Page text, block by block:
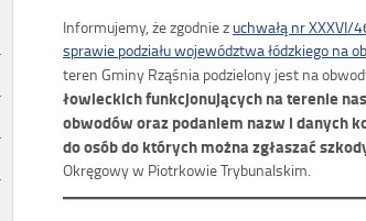
Informujemy, że zgodnie z uchwałą nr XXXVI/
sprawie podziału województwa łódzkiego na
teren Gminy Rząśnia podzielony jest na
łowieckich funkcjonujących na terenie
obwodów oraz podaniem nazw i danych
do osób do których można zgłaszać
Okręgowy w Piotrkowie Trybunalskim.